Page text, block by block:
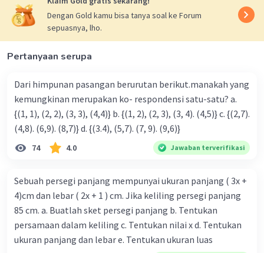
Jadi diperoleh panjang jari-jari OK = 9 cm
Oleh karena itu jawaban yang benar adalah B
Beri Rating
Dengan Gold kamu bisa tanya soal ke Forum
sepuasnya, lho.
Pertanyaan serupa
Dari himpunan pasangan berurutan berikut.manakah yang
kemungkinan merupakan ko- respondensi satu-satu? a.
{(1, 1), (2, 2), (3, 3), (4,4)} b. {(1, 2), (2, 3), (3, 4). (4,5)} c. {(2,7).
(4,8). (6,9). (8,7)} d. {(3.4), (5,7). (7, 9). (9,6)}
74 4.0 Jawaban terverifikasi
Sebuah persegi panjang mempunyai ukuran panjang ( 3x +
4)cm dan lebar ( 2x + 1 ) cm. Jika keliling persegi panjang
85 cm. a. Buatlah sket persegi panjang b. Tentukan
persamaan dalam keliling c. Tentukan nilai x d. Tentukan
ukuran panjang dan lebar e. Tentukan ukuran luas